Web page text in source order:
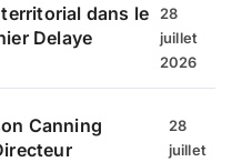
dans le
Delaye
28
juillet
2026
Canning
28
juillet